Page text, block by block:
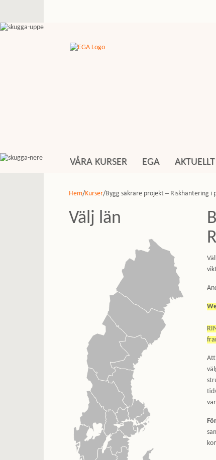
VÅRA KURSER EGA AKTUELLT
Hem/Kurser/Bygg säkrare projekt – Riskhantering i
Välj län